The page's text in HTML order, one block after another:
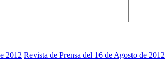
2012 Revista de Prensa del 16 de Agosto de 2012